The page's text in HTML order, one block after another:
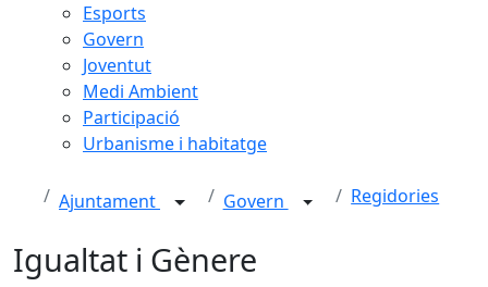
Esports
Govern
Joventut
Medi Ambient
Participació
Urbanisme i habitatge
Ajuntament Govern Regidories
Igualtat i Gènere